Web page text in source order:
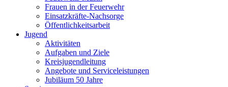
Frauen in der Feuerwehr
Einsatzkräfte-Nachsorge
Öffentlichkeitsarbeit
Jugend
Aktivitäten
Aufgaben und Ziele
Kreisjugendleitung
Angebote und Serviceleistungen
Jubiläum 50 Jahre